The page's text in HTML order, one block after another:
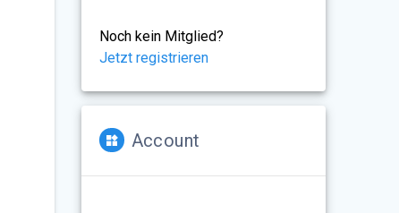
Noch kein Mitglied?
Jetzt registrieren
Account